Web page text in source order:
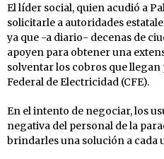
El líder social, quien acudió a
solicitarle a autoridades
ya que -a diario- decenas de
apoyen para obtener una
solventar los cobros que
Federal de Electricidad (CFE).
En el intento de negociar, los
negativa del personal de la
brindarles una solución a cada